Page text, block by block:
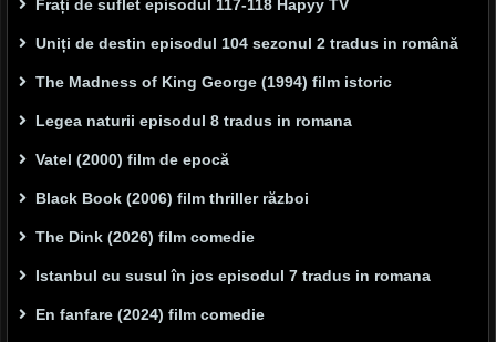
Frați de suflet episodul 117-118 Hapyy TV
Uniți de destin episodul 104 sezonul 2 tradus in română
The Madness of King George (1994) film istoric
Legea naturii episodul 8 tradus in romana
Vatel (2000) film de epocă
Black Book (2006) film thriller război
The Dink (2026) film comedie
Istanbul cu susul în jos episodul 7 tradus in romana
En fanfare (2024) film comedie